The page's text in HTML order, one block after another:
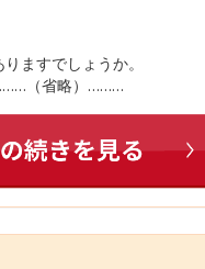
ますでしょうか。
（省略）………